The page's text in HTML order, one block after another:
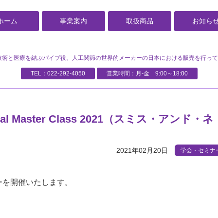
ーム 事業案内 取扱商品 お知ら
と医療を結ぶパイプ役。 人工関節の世界的メーカーの日本における販売を行って
TEL： 022-292-4050 営業時間：月-金 9:00～18:00
Master Class 2021（スミス・アンド・ネ
2021年02月20日 学会・セミナ
開催いたします。